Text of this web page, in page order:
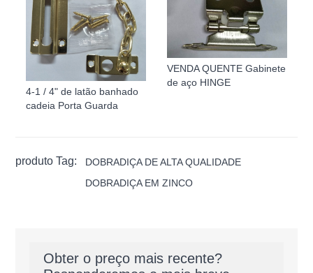
4-1 / 4" de latão banhado
cadeia Porta Guarda
VENDA QUENTE Gabinete
de aço HINGE
produto Tag:
DOBRADIÇA DE ALTA QUALIDADE
DOBRADIÇA EM ZINCO
Obter o preço mais recente?